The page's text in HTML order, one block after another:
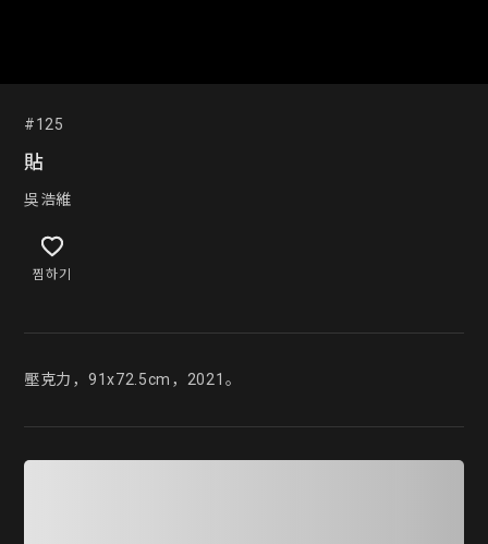
#125
貼
吳浩維
찜하기
壓克力，91x72.5cm，2021。